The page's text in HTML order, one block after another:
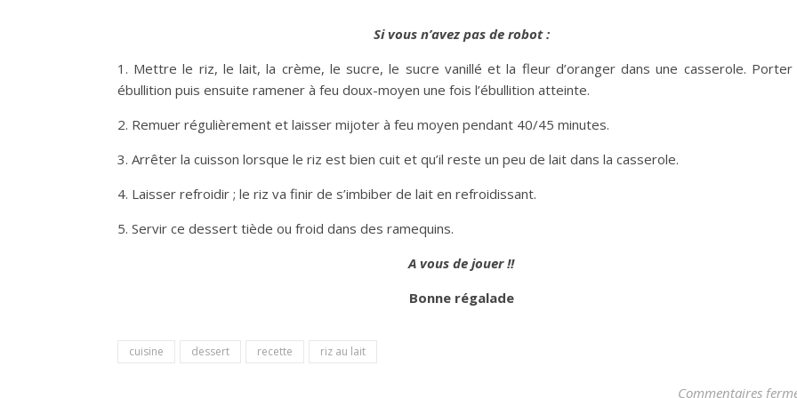
Si vous n’avez pas de robot :
1. Mettre le riz, le lait, la crème, le sucre, le sucre vanillé et la fleur d’oranger dans une casserole. Porter
ébullition puis ensuite ramener à feu doux-moyen une fois l’ébullition atteinte.
2. Remuer régulièrement et laisser mijoter à feu moyen pendant 40/45 minutes.
3. Arrêter la cuisson lorsque le riz est bien cuit et qu’il reste un peu de lait dans la casserole.
4. Laisser refroidir ; le riz va finir de s’imbiber de lait en refroidissant.
5. Servir ce dessert tiède ou froid dans des ramequins.
A vous de jouer !!
Bonne régalade
cuisine dessert recette riz au lait
Commentaires